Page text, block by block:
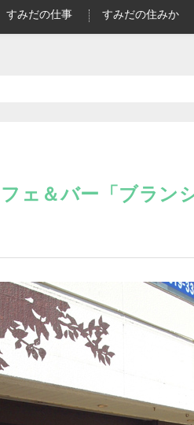
すみだの仕事 すみだの住みか
ェ＆バー「ブラン